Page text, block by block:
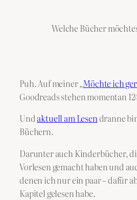
Welche Bücher
Puh. Auf meiner „Möchte ich
Goodreads stehen momentan
Undaktuell am Lesendranne
Büchern.
Darunter auch Kinderbücher,
Vorlesen gemacht haben und
denen ich nur ein paar – dafür
Kapitel gelesen habe.